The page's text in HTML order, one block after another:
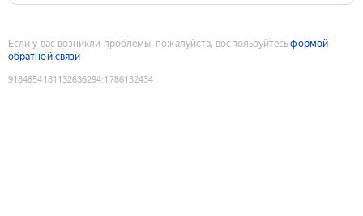
Если у вас возникли проблемы, пожалуйста, воспользуйтесьформой
обратной связи
9184854181132636294:1786132434